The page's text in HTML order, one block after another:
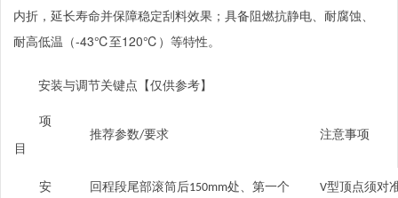
内折，延长寿命并保障稳定刮料效果；具备阻燃抗静电、耐腐蚀、
耐高低温（-43℃至120℃ ）等特性。
安装与调节关键点 【仅供参考】
项
目
推荐参数/要求 注意事项
安
回程段尾部滚筒后150mm处、第一个
V型顶点须对